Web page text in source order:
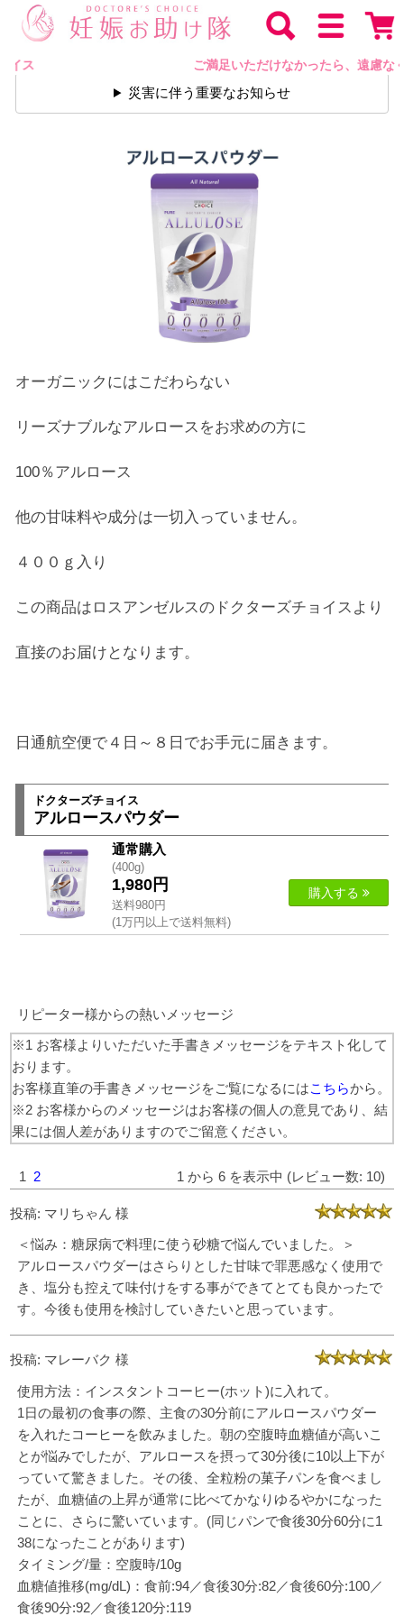
ご満足いただけなかったら、遠慮なくご返品いただけます 1万円
ご満足いただけなかったら、遠慮な
災害に伴う重要なお知らせ
オーガニックにはこだわらない
リーズナブルなアルロースをお求めの方に
100％アルロース
他の甘味料や成分は一切入っていません。
４００ｇ入り
この商品はロスアンゼルスのドクターズチョイスより
直接のお届けとなります。
日通航空便で４日～８日でお手元に届きます。
ドクターズチョイス
アルロースパウダー
通常購入
(400g)
1,980円
送料980円
(1万円以上で送料無料)
購入する
リピーター様からの熱いメッセージ
※1 お客様よりいただいた手書きメッセージをテキスト化して
おります。
お客様直筆の手書きメッセージをご覧になるにはこちらから。
※2 お客様からのメッセージはお客様の個人の意見であり、結
果には個人差がありますのでご留意ください。
1 2 1 から 6 を表示中 (レビュー数: 10)
投稿: マリちゃん 様
＜悩み：糖尿病で料理に使う砂糖で悩んでいました。＞
アルロースパウダーはさらりとした甘味で罪悪感なく使用で
き、塩分も控えて味付けをする事ができてとても良かったで
す。今後も使用を検討していきたいと思っています。
投稿: マレーバク 様
使用方法：インスタントコーヒー(ホット)に入れて。
1日の最初の食事の際、主食の30分前にアルロースパウダー
を入れたコーヒーを飲みました。朝の空腹時血糖値が高いこ
とが悩みでしたが、アルロースを摂って30分後に10以上下が
っていて驚きました。その後、全粒粉の菓子パンを食べまし
たが、血糖値の上昇が通常に比べてかなりゆるやかになった
ことに、さらに驚いています。(同じパンで食後30分60分に1
38になったことがあります)
タイミング/量：空腹時/10g
血糖値推移(mg/dL)：食前:94／食後30分:82／食後60分:100／
食後90分:92／食後120分:119